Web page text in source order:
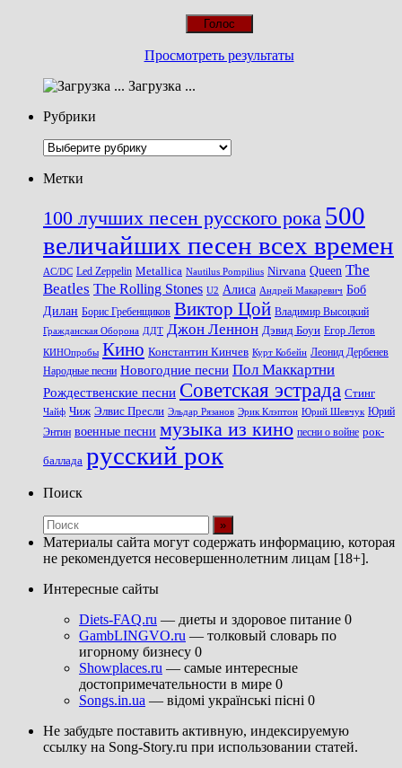
Просмотреть результаты
Загрузка ...
Рубрики
Рубрики
Метки
100 лучших песен русского рока 500
величайших песен всех времен
AC/DC Led Zeppelin Metallica Nautilus Pompilius Nirvana Queen The
Beatles The Rolling Stones U2 Алиса Андрей Макаревич Боб
Дилан Борис Гребенщиков Виктор Цой Владимир Высоцкий
Гражданская Оборона ДДТ Джон Леннон Дэвид Боуи Егор Летов
КИНОпробы Кино Константин Кинчев Курт Кобейн Леонид Дербенев
Народные песни Новогодние песни Пол Маккартни
Рождественские песни Советская эстрада Стинг
Чайф Чиж Элвис Пресли Эльдар Рязанов Эрик Клэптон Юрий Шевчук Юрий
Энтин военные песни музыка из кино песни о войне рок-
баллада русский рок
Поиск
Материалы сайта могут содержать информацию, которая
не рекомендуется несовершеннолетним лицам [18+].
Интересные сайты
Diets-FAQ.ru — диеты и здоровое питание 0
GambLINGVO.ru — толковый словарь по
игорному бизнесу 0
Showplaces.ru — самые интересные
достопримечательности в мире 0
Songs.in.ua — відомі українські пісні 0
Не забудьте поставить активную, индексируемую
ссылку на Song-Story.ru при использовании статей.